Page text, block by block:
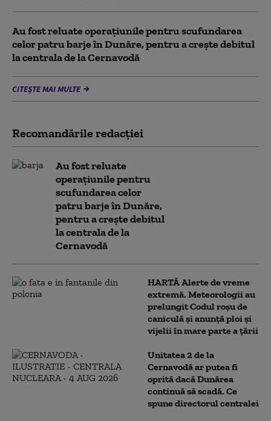
Au fost reluate operațiunile pentru scufundarea
celor patru barje în Dunăre, pentru a crește debitul
la centrala de la Cernavodă
CITEȘTE MAI MULTE
Recomandările redacţiei
Au fost reluate
operațiunile pentru
scufundarea celor
patru barje în Dunăre,
pentru a crește debitul
la centrala de la
Cernavodă
HARTĂ Alerte de vreme
extremă. Meteorologii au
prelungit Codul roșu de
caniculă și anunță ploi și
vijelii în mare parte a țării
Unitatea 2 de la
Cernavodă ar putea fi
oprită dacă Dunărea
continuă să scadă. Ce
spune directorul centralei